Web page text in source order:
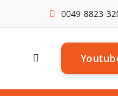
0049 8823
Youtub